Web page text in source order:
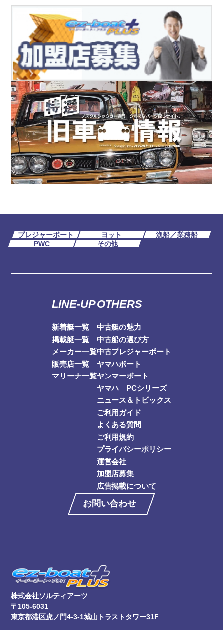
プレジャーボート ヨット
漁船／業務船
PWC
その他
LINE-UP
新着艇一覧
掲載艇一覧
メーカー一覧
販売店一覧
マリーナ一覧
OTHERS
中古艇の魅力
中古船の選び方
中古プレジャーボート
ヤマハボート
ヤンマーボート
ヤマハ PCシリーズ
ニュース＆トピックス
ご利用ガイド
よくある質問
ご利用規約
プライバシーポリシー
運営会社
加盟店募集
広告掲載について
お問い合わせ
株式会社ソルティアーツ
〒105-6031
東京都港区虎ノ門4-3-1城山トラストタワー31F